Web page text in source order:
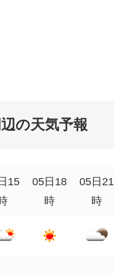
の天気予報
15
05日18
時
05日21
時